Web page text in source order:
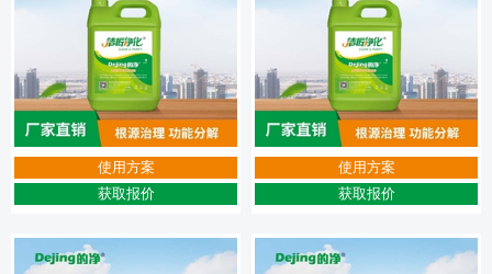
使用方案
获取报价
使用方案
获取报价